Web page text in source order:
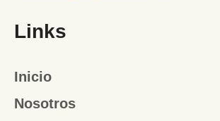
Links
Inicio
Nosotros